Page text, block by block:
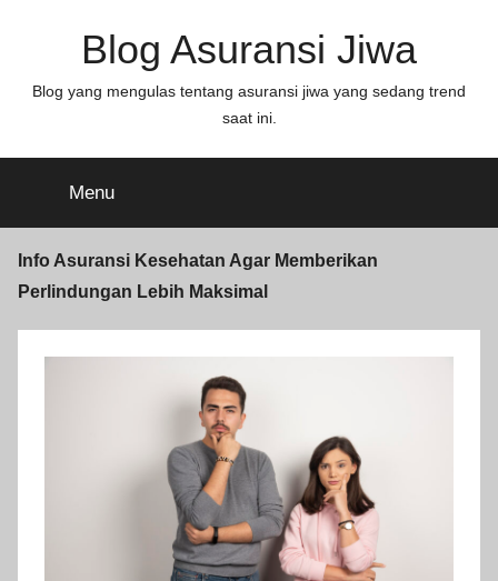
Blog Asuransi Jiwa
Blog yang mengulas tentang asuransi jiwa yang sedang trend
saat ini.
Menu
Info Asuransi Kesehatan Agar Memberikan
Perlindungan Lebih Maksimal